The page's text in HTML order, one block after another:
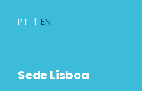
PT | EN
Sede Lisboa